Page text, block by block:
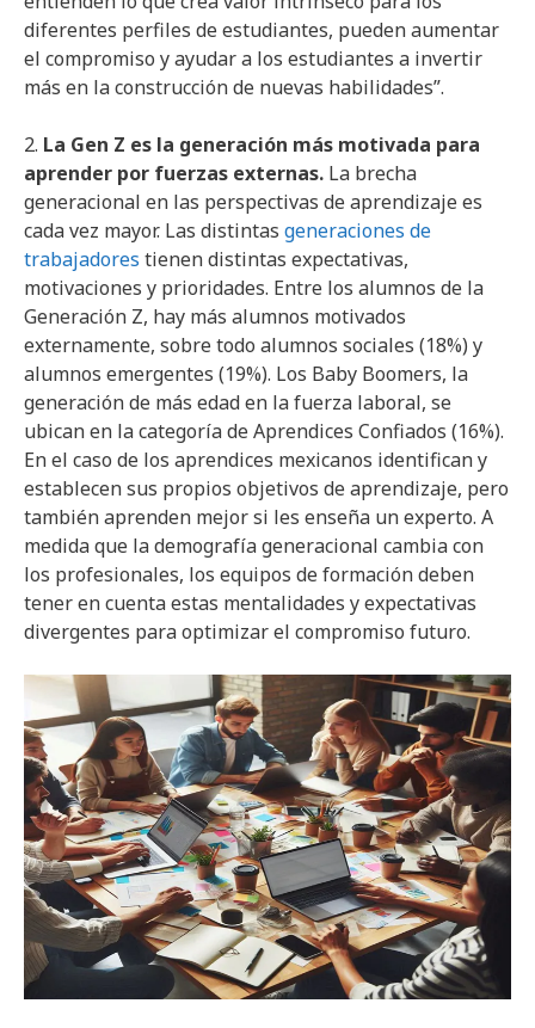
diferentes perfiles de estudiantes, pueden aumentar
el compromiso y ayudar a los estudiantes a invertir
más en la construcción de nuevas habilidades”.
2. La Gen Z es la generación más motivada para
aprender por fuerzas externas. La brecha
generacional en las perspectivas de aprendizaje es
cada vez mayor. Las distintas generaciones de
trabajadores tienen distintas expectativas,
motivaciones y prioridades. Entre los alumnos de la
Generación Z, hay más alumnos motivados
externamente, sobre todo alumnos sociales (18%) y
alumnos emergentes (19%). Los Baby Boomers, la
generación de más edad en la fuerza laboral, se
ubican en la categoría de Aprendices Confiados (16%).
En el caso de los aprendices mexicanos identifican y
establecen sus propios objetivos de aprendizaje, pero
también aprenden mejor si les enseña un experto. A
medida que la demografía generacional cambia con
los profesionales, los equipos de formación deben
tener en cuenta estas mentalidades y expectativas
divergentes para optimizar el compromiso futuro.